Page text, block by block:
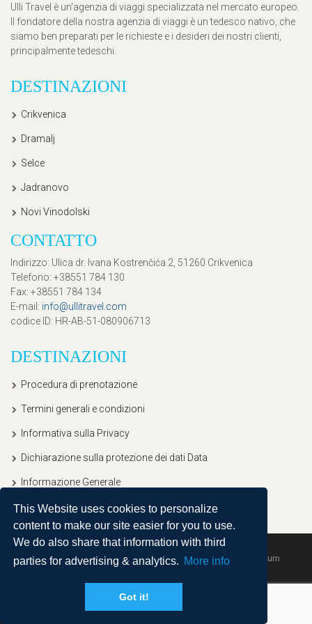
This Website uses cookies to personalize
content to make our site easier for you to use.
We do also share that information with third
parties for advertising & analytics. More info
Got it!
Ulli Travel è un'agenzia di viaggi specializzata nel mercato europeo.
Il fondatore della nostra agenzia di viaggi è un tedesco nativo, che
siamo ben preparati per le richieste e i desideri dei nostri clienti,
principalmente tedeschi.
DESTINAZIONI
Crikvenica
Dramalj
Selce
Jadranovo
Novi Vinodolski
CONTATTO
Indirizzo: Ulica dr. Ivana Kostrenčića 2, 51260 Crikvenica
Telefono: +38551 784 130
Fax: +38551 784 134
E-mail : info@ullitravel.com
codice ID: HR-AB-51-080906713
DESTINAZIONI
Procedura di prenotazione
Termini generali e condizioni
Informativa sulla Privacy
Dichiarazione sulla protezione dei dati Data
Informazione Generale
Copyright © 2020, Ullitravel |Sitemap| Powered by Agendum